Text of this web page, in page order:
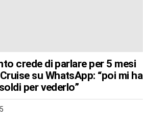
crede di parlare per 5 mesi
su WhatsApp: “poi mi ha
per vederlo”